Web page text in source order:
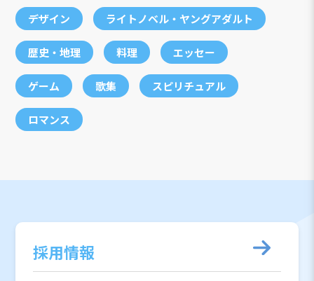
デザイン ライトノベル・ヤングアダルト
歴史・地理 料理 エッセー
ゲーム 歌集 スピリチュアル
ロマンス
採用情報